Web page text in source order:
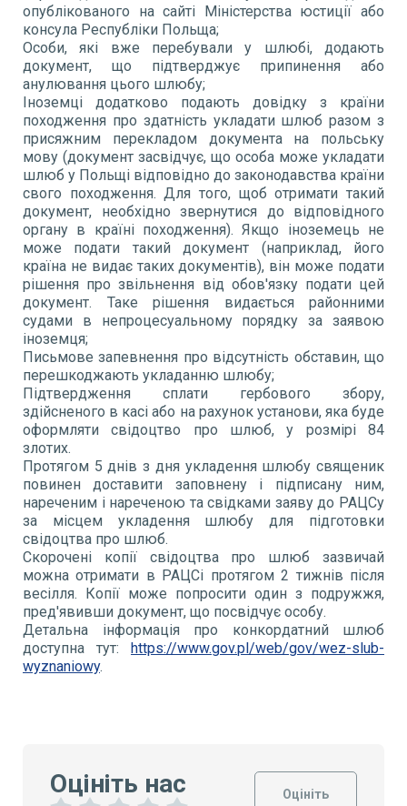
опублікованого на сайті Міністерства юстиції або
консула Республіки Польща;
Особи, які вже перебували у шлюбі, додають
документ, що підтверджує припинення або
анулювання цього шлюбу;
Іноземці додатково подають довідку з країни
походження про здатність укладати шлюб разом з
присяжним перекладом документа на польську
мову (документ засвідчує, що особа може укладати
шлюб у Польщі відповідно до законодавства країни
свого походження. Для того, щоб отримати такий
документ, необхідно звернутися до відповідного
органу в країні походження). Якщо іноземець не
може подати такий документ (наприклад, його
країна не видає таких документів), він може подати
рішення про звільнення від обов'язку подати цей
документ. Таке рішення видається районними
судами в непроцесуальному порядку за заявою
іноземця;
Письмове запевнення про відсутність обставин, що
перешкоджають укладанню шлюбу;
Підтвердження сплати гербового збору,
здійсненого в касі або на рахунок установи, яка буде
оформляти свідоцтво про шлюб, у розмірі 84
злотих.
Протягом 5 днів з дня укладення шлюбу священик
повинен доставити заповнену і підписану ним,
нареченим і нареченою та свідками заяву до РАЦСу
за місцем укладення шлюбу для підготовки
свідоцтва про шлюб.
Скорочені копії свідоцтва про шлюб зазвичай
можна отримати в РАЦСі протягом 2 тижнів після
весілля. Копії може попросити один з подружжя,
пред'явивши документ, що посвідчує особу.
Детальна інформація про конкордатний шлюб
доступна тут:
https://www.gov.pl/web/gov/wez-slub-
wyznaniowy.
Оцініть нас Оцініть